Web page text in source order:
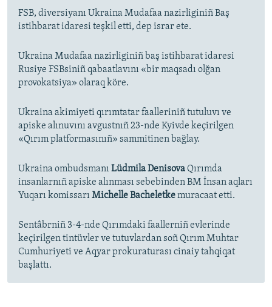
FSB, diversiyanı Ukraina Mudafaa nazirliginiñ Baş
istihbarat idaresi teşkil etti, dep israr ete.
Ukraina Mudafaa nazirliginiñ baş istihbarat idaresi
Rusiye FSBsiniñ qabaatlavını «bir maqsadı olğan
provokatsiya» olaraq köre.
Ukraina akimiyeti qırımtatar faalleriniñ tutuluvı ve
apiske alınuvını avgustnıñ 23-nde Kyivde keçirilgen
«Qırım platformasınıñ» sammitinen bağlay.
Ukraina ombudsmanı Lüdmila DenisovaQırımda
insanlarnıñ apiske alınması sebebinden BM İnsan aqları
Yuqarı komissarı Michelle Bacheletkemuracaat etti.
Sentâbrniñ 3-4-nde Qırımdaki faallerniñ evlerinde
keçirilgen tintüvler ve tutuvlardan soñ Qırım Muhtar
Cumhuriyeti ve Aqyar prokuraturası cinaiy tahqiqat
başlattı.